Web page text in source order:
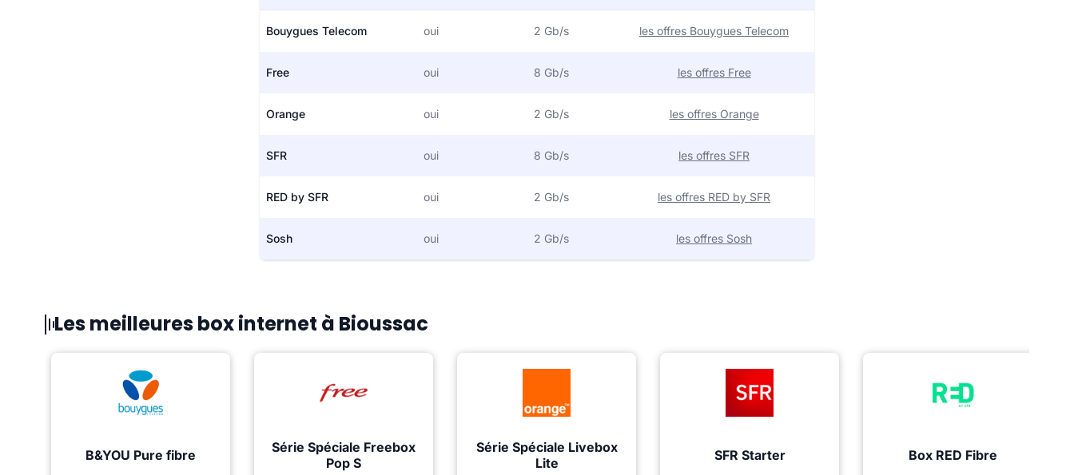
Bouygues Telecom oui 2 Gb/s les offres Bouygues Telecom
Free oui 8 Gb/s les offres Free
Orange oui 2 Gb/s les offres Orange
SFR oui 8 Gb/s les offres SFR
RED by SFR oui 2 Gb/s les offres RED by SFR
Sosh oui 2 Gb/s les offres Sosh
Les meilleures box internet à Bioussac
B&YOU Pure fibre
Série Spéciale Freebox
Pop S
Série Spéciale Livebox
Lite
SFR Starter Box RED Fibre